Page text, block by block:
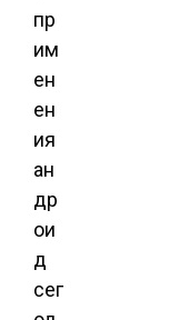
пр
им
ен
ен
ия
ан
др
ои
д
сег